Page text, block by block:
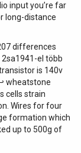
sans
pour les
qui
comme un
pour
proprement
mini jack 3,5
set s'adresse
sans être
vlog en
mais
input you’re far
long-distance
differences
el több
is 140v
wheatstone
cells strain
Wires for four
formation which
up to 500g of